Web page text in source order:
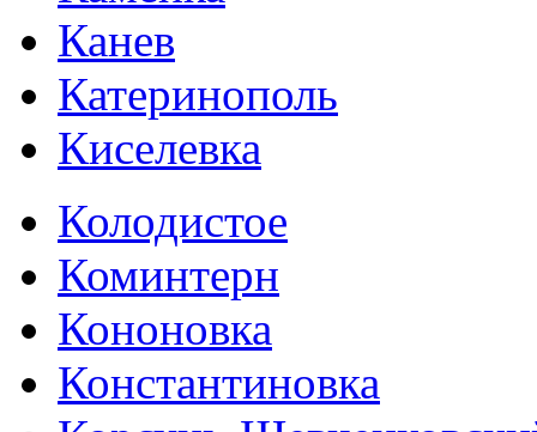
Канев
Катеринополь
Киселевка
Колодистое
Коминтерн
Кононовка
Константиновка